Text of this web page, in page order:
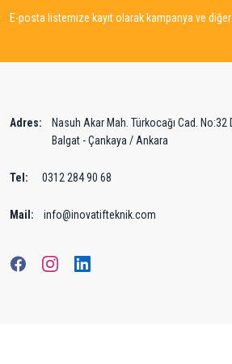
Bu ürüne benzer farklı alternatifler olmalı.
E-posta listemize kayıt olarak kampanya ve
Adres:
Nasuh Akar Mah. Türkocağı Cad. No:32
Balgat - Çankaya / Ankara
Tel: 0312 284 90 68
Mail: info@inovatifteknik.com